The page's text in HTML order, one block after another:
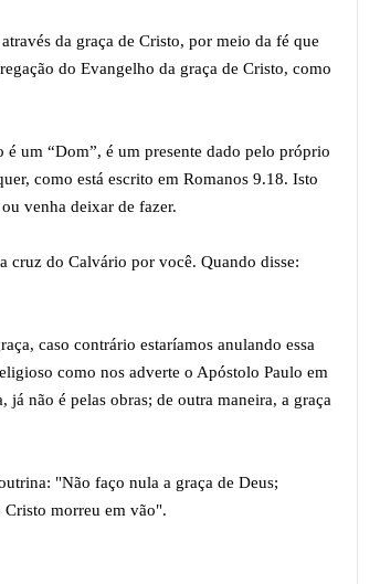
da graça de Cristo, por meio da fé que
do Evangelho da graça de Cristo, como
é um “Dom”, é um presente dado pelo próprio
como está escrito em Romanos 9.18. Isto
venha deixar de fazer.
cruz do Calvário por você. Quando disse:
caso contrário estaríamos anulando essa
como nos adverte o Apóstolo Paulo em
não é pelas obras; de outra maneira, a graça
"Não faço nula a graça de Deus;
Cristo morreu em vão".